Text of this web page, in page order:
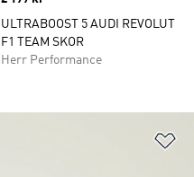
ULTRABOOST 5 AUDI REVOLUT
F1 TEAM SKOR
Herr Performance